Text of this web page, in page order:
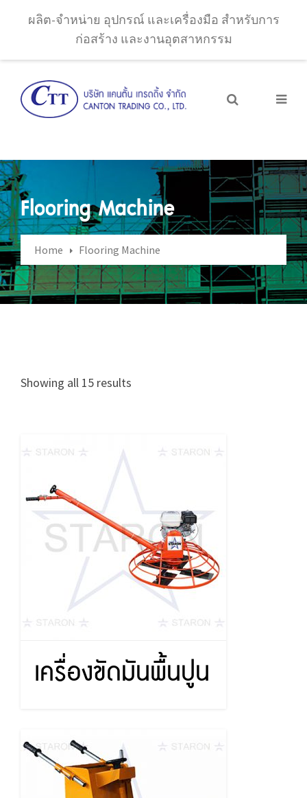
ผลิต-จำหน่าย อุปกรณ์ และเครื่องมือ สำหรับการ
ก่อสร้าง และงานอุตสาหกรรม
Flooring Machine
Home Flooring Machine
Showing all 15 results
เครื่องขัดมันพื้นปูน